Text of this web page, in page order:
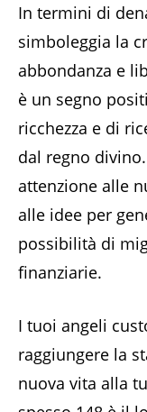
In termini di
simboleggia la
abbondanza e
è un segno
ricchezza e di
dal regno
attenzione alle
alle idee per
possibilità di
finanziarie.
I tuoi angeli
raggiungere la
nuova vita alla